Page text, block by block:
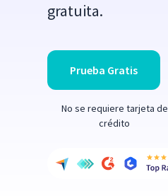
gratuita.
Prueba Gratis
No se requiere tarjeta de
crédito